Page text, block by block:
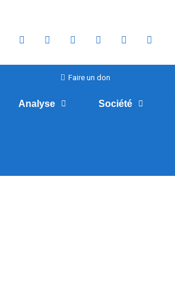
Faire un don
Analyse Société